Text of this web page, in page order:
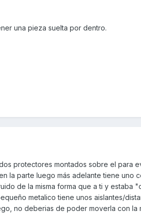
una pieza suelta por dentro.
protectores montados sobre el para
la parte luego más adelante tiene uno
de la misma forma que a ti y estaba
metalico tiene unos aislantes/
no deberias de poder moverla con la